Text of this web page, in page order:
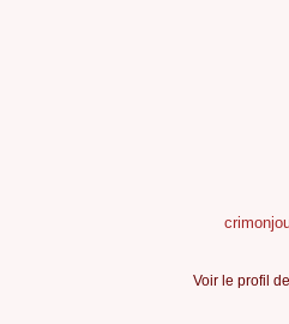
Voir le profil de